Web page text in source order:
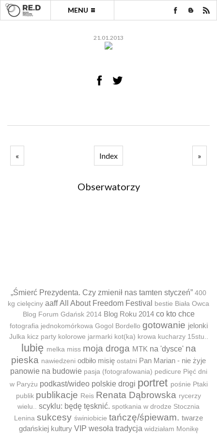
MENU
21.01.2013
« Index »
Obserwatorzy
„Śmierć Prezydenta. Czy zmienił nas tamten styczeń” 400
kg cielęciny aaff All About Freedom Festival bestie Biała Owca
Blog Forum Gdańsk 2014 Blog Roku 2014 co kto chce
fotografia jednokomórkowa Gogol Bordello gotowanie jelonki
Julka kicz party kolorowe jarmarki kot(ka) krowa kucharzy 15stu..
lubię melka miss moja droga MTK na 'dysce' na
pieska nawiedzeni odbiło misię ostatni Pan Marian - nie żyje
panowie na budowie pasja (fotografowania) pedicure Pięć dni
w Paryżu podkast/wideo polskie drogi portret pośnie Ptaki
publik publikacje Reis Renata Dąbrowska rycerzy
wielu.. scyklu: będę tęsknić. spotkania w drodze Stocznia
Lenina sukcesy świniobicie tańczę/śpiewam. twarze
gdańskiej kultury VIP wesoła tradycja widziałam Monikę